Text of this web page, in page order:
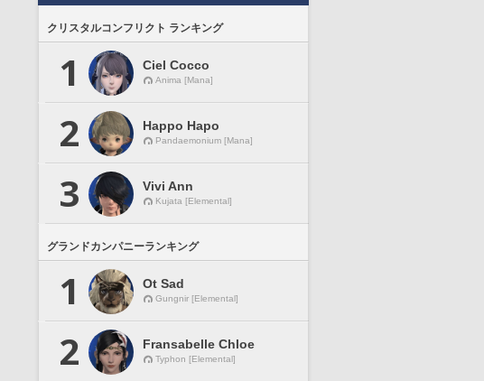
クリスタルコンフリクト ランキング
1 Ciel Cocco
Anima [Mana]
2 Happo Hapo
Pandaemonium [Mana]
3 Vivi Ann
Kujata [Elemental]
グランドカンパニーランキング
1 Ot Sad
Gungnir [Elemental]
2 Fransabelle Chloe
Typhon [Elemental]